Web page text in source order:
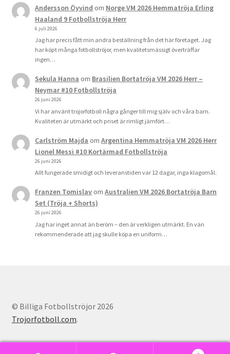
Andersson Öyvind om Norge VM 2026 Hemmatröja Erling
Haaland 9 Fotbollströja Herr
6 juli 2026
Jag har precis fått min andra beställning från det här företaget. Jag
har köpt många fotbollströjor, men kvalitetsmässigt överträffar
ingen…
Sekula Hanna om Brasilien Bortatröja VM 2026 Herr –
Neymar #10 Fotbollströja
26 juni 2026
Vi har använt trojorfotboll några gånger till mig själv och våra barn.
Kvaliteten är utmärkt och priset är rimligt jämfört…
Carlström Majda omArgentina Hemmatröja VM 2026 Herr
Lionel Messi #10 Kortärmad Fotbollströja
26 juni 2026
Allt fungerade smidigt och leveranstiden var 12 dagar, inga klagomål.
Franzen TomislavomAustralien VM 2026 Bortatröja Barn
Set (Tröja + Shorts)
26 juni 2026
Jag har inget annat än beröm – den är verkligen utmärkt. En vän
rekommenderade att jag skulle köpa en uniform…
© Billiga Fotbollströjor 2026
Trojorfotboll.com.